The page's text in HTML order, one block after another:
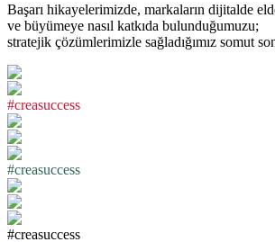
Başarı hikayelerimizde, markaların dijitalde
ve büyümeye nasıl katkıda bulunduğumuzu;
stratejik çözümlerimizle sağladığımız somut
#creasuccess
#creasuccess
#creasuccess